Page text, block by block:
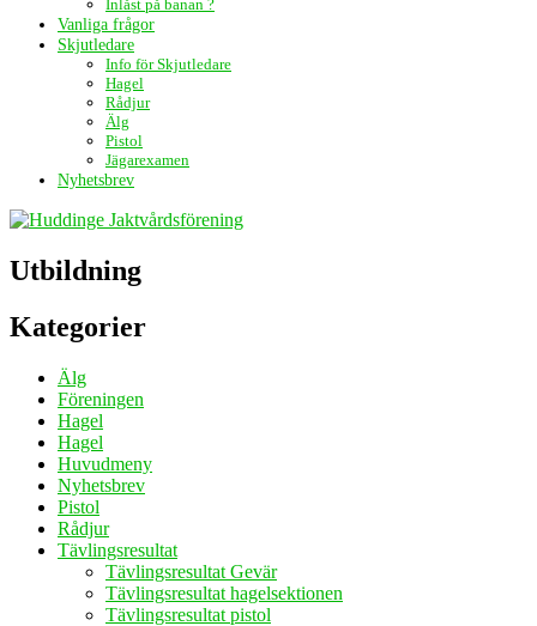
Inlåst på banan ?
Vanliga frågor
Skjutledare
Info för Skjutledare
Hagel
Rådjur
Älg
Pistol
Jägarexamen
Nyhetsbrev
Utbildning
Kategorier
Älg
Föreningen
Hagel
Hagel
Huvudmeny
Nyhetsbrev
Pistol
Rådjur
Tävlingsresultat
Tävlingsresultat Gevär
Tävlingsresultat hagelsektionen
Tävlingsresultat pistol